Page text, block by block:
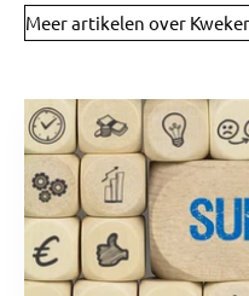
Meer artikelen over